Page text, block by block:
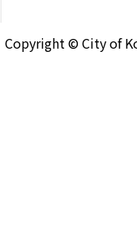
Copyright © City of